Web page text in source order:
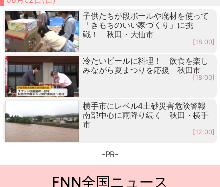
子供たちが段ボールや廃材を使って
「きもちのいい家づくり」に挑
戦！ 秋田・大仙市
[18:00]
冷たいビールに料理！ 飲食を楽し
みながら夏まつりを応援 秋田市
[18:00]
横手市にレベル4土砂災害危険警報
南部中心に雨降り続く 秋田・横手
市
[12:00]
-PR-
FNN全国ニュース